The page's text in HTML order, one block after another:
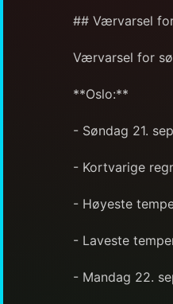
## Værvarsel
Værvarsel for
**Oslo:**
- Søndag 21.
- Kortvarige
- Høyeste
- Laveste
- Mandag 22.